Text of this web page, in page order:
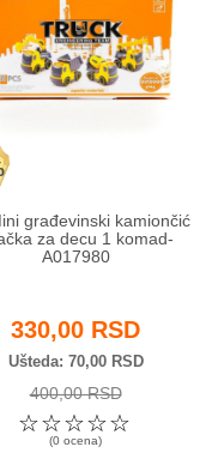
građevinski kamiončić
za decu 1 komad-
A017980
330,00 RSD
Ušteda 70,00 RSD
400,00 RSD
☆
☆
☆
☆
☆
(0 ocena)